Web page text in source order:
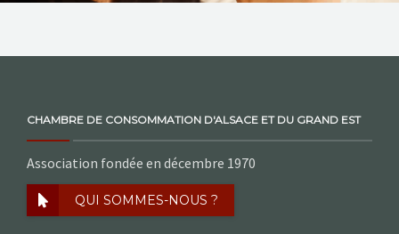
CHAMBRE DE CONSOMMATION D'ALSACE ET DU GRAND EST
Association fondée en décembre 1970
QUI SOMMES-NOUS ?